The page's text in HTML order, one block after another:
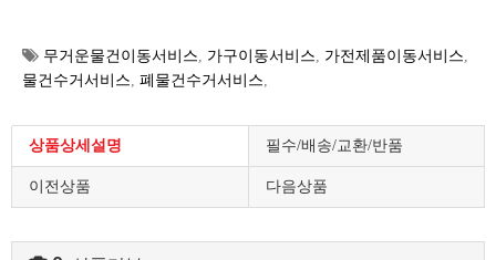
무거운물건이동서비스 가구이동서비스 가전제품이동서비스
물건수거서비스 폐물건수거서비스
상품상세설명 필수/배송/교환/반품
이전상품 다음상품